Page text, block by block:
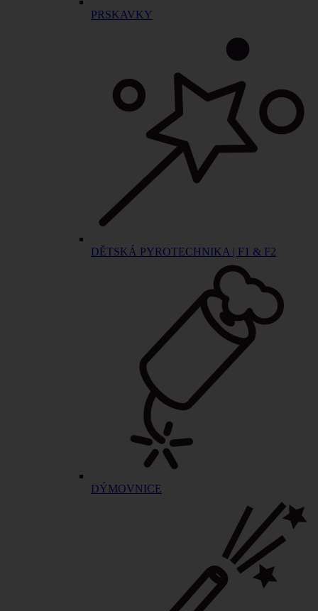
PRSKAVKY
DĚTSKÁ PYROTECHNIKA | F1 & F2
DÝMOVNICE